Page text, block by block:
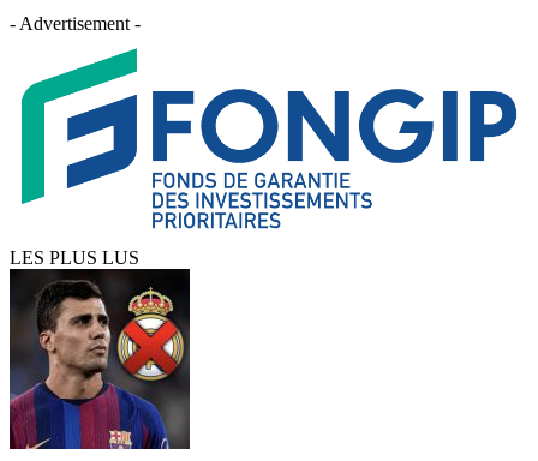
- Advertisement -
LES PLUS LUS